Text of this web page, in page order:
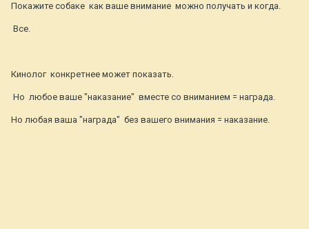
Покажите собаке как ваше внимание можно получать и когда.
Все.
Кинолог конкретнее может показать.
Но любое ваше "наказание" вместе со вниманием = награда.
Но любая ваша "награда" без вашего внимания = наказание.